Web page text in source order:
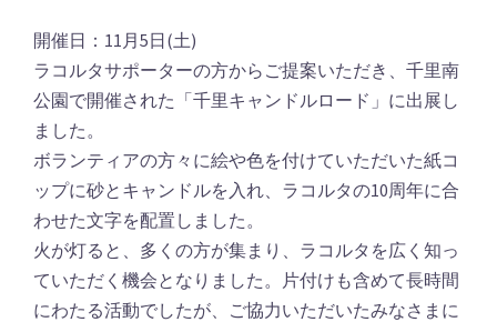
開催日：11月5日(土)
ラコルタサポーターの方からご提案いただき、千里南
公園で開催された「千里キャンドルロード」に出展し
ました。
ボランティアの方々に絵や色を付けていただいた紙コ
ップに砂とキャンドルを入れ、ラコルタの10周年に合
わせた文字を配置しました。
火が灯ると、多くの方が集まり、ラコルタを広く知っ
ていただく機会となりました。片付けも含めて長時間
にわたる活動でしたが、ご協力いただいたみなさまに